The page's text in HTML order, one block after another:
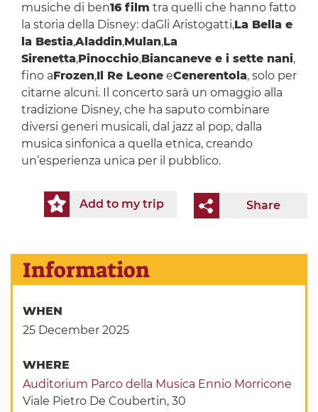
musiche di ben16 film tra quelli che hanno fatto
la storia della Disney: daGli Aristogatti,La Bella e
la Bestia,Aladdin,Mulan,La
Sirenetta,Pinocchio,Biancaneve e i sette nani,
fino aFrozen,Il Re LeoneeCenerentola, solo per
citarne alcuni. Il concerto sarà un omaggio alla
tradizione Disney, che ha saputo combinare
diversi generi musicali, dal jazz al pop, dalla
musica sinfonica a quella etnica, creando
un’esperienza unica per il pubblico.
Share
Add to my trip
Information
WHEN
25 December 2025
WHERE
Auditorium Parco della Musica Ennio Morricone
Viale Pietro De Coubertin, 30